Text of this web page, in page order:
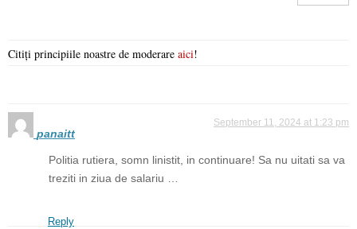
Citiți principiile noastre de moderare aici!
panaitt
September 11, 2024 at 1:23 pm
Politia rutiera, somn linistit, in continuare! Sa nu uitati sa va
treziti in ziua de salariu …
Reply